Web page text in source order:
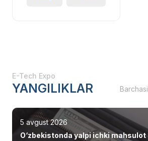
E-Tech Expo
YANGILIKLAR
5 avgust 2026
O‘zbekistonda yalpi ichki mahsulot